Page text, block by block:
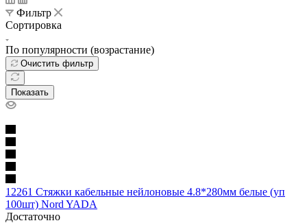
Фильтр
Сортировка
По популярности (возрастание)
Очистить фильтр
Показать
12261 Стяжки кабельные нейлоновые 4.8*280мм белые (уп
100шт) Nord YADA
Достаточно